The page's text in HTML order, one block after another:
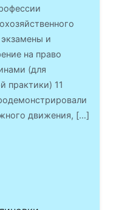
и
на право
(для
практики) 11
движения, […]